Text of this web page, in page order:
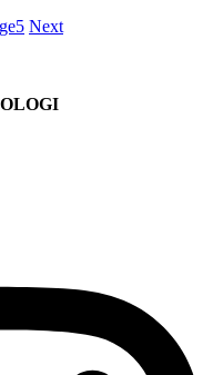
5 Next